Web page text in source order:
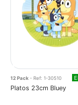
12 Pack- Ref: 1-30510
Platos 23cm Bluey